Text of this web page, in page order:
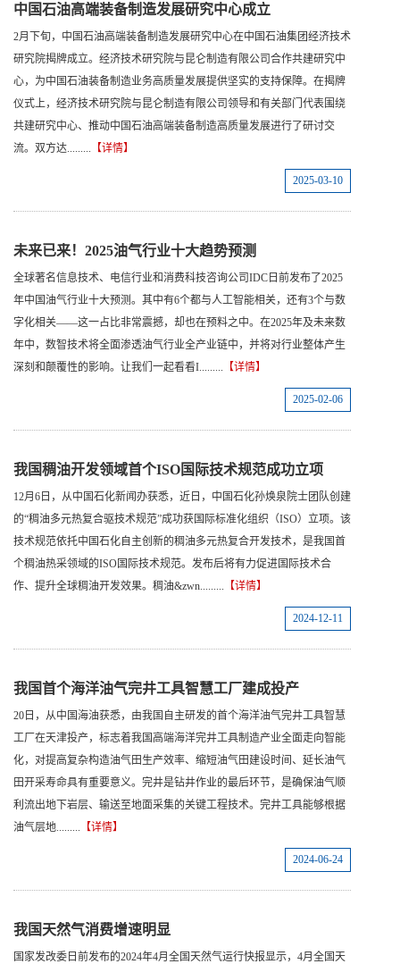
中国石油高端装备制造发展研究中心成立
2月下旬，中国石油高端装备制造发展研究中心在中国石油集团经济技术
研究院揭牌成立。经济技术研究院与昆仑制造有限公司合作共建研究中
心，为中国石油装备制造业务高质量发展提供坚实的支持保障。在揭牌
仪式上，经济技术研究院与昆仑制造有限公司领导和有关部门代表围绕
共建研究中心、推动中国石油高端装备制造高质量发展进行了研讨交
流。双方达......... 【详情】
2025-03-10
未来已来！2025油气行业十大趋势预测
全球著名信息技术、电信行业和消费科技咨询公司IDC日前发布了2025
年中国油气行业十大预测。其中有6个都与人工智能相关，还有3个与数
字化相关——这一占比非常震撼，却也在预料之中。在2025年及未来数
年中，数智技术将全面渗透油气行业全产业链中，并将对行业整体产生
深刻和颠覆性的影响。让我们一起看看I......... 【详情】
2025-02-06
我国稠油开发领域首个ISO国际技术规范成功立项
12月6日，从中国石化新闻办获悉，近日，中国石化孙焕泉院士团队创建
的“稠油多元热复合驱技术规范”成功获国际标准化组织（ISO）立项。该
技术规范依托中国石化自主创新的稠油多元热复合开发技术，是我国首
个稠油热采领域的ISO国际技术规范。发布后将有力促进国际技术合
作、提升全球稠油开发效果。稠油&zwn......... 【详情】
2024-12-11
我国首个海洋油气完井工具智慧工厂建成投产
20日，从中国海油获悉，由我国自主研发的首个海洋油气完井工具智慧
工厂在天津投产，标志着我国高端海洋完井工具制造产业全面走向智能
化，对提高复杂构造油气田生产效率、缩短油气田建设时间、延长油气
田开采寿命具有重要意义。完井是钻井作业的最后环节，是确保油气顺
利流出地下岩层、输送至地面采集的关键工程技术。完井工具能够根据
油气层地......... 【详情】
2024-06-24
我国天然气消费增速明显
国家发改委日前发布的2024年4月全国天然气运行快报显示，4月全国天